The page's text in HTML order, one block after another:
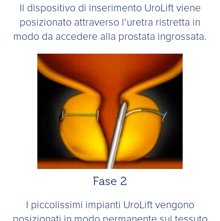
Il dispositivo di inserimento UroLift viene
posizionato attraverso l’uretra ristretta in
modo da accedere alla prostata ingrossata.
Fase 2
I piccolissimi impianti UroLift vengono